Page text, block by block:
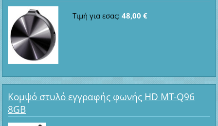
Τιμή για εσας: 48,00 €
Κομψό στυλό εγγραφής φωνής HD MT-Q96
8GB